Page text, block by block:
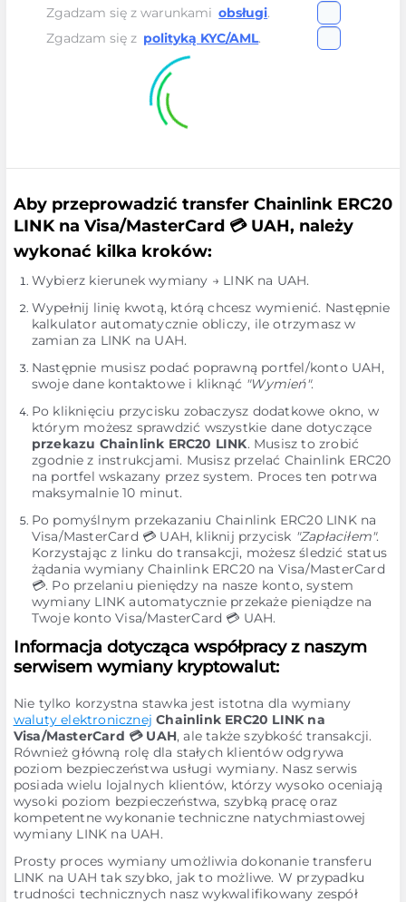
Zgadzam się z warunkami obsługi.
Zgadzam się z polityką KYC/AML.
Aby przeprowadzić transfer Chainlink ERC20
LINK na Visa/MasterCard 💳 UAH, należy
wykonać kilka kroków:
Wybierz kierunek wymiany → LINK na UAH.
Wypełnij linię kwotą, którą chcesz wymienić. Następnie
kalkulator automatycznie obliczy, ile otrzymasz w
zamian za LINK na UAH.
Następnie musisz podać poprawną portfel/konto UAH,
swoje dane kontaktowe i kliknąć "Wymień".
Po kliknięciu przycisku zobaczysz dodatkowe okno, w
którym możesz sprawdzić wszystkie dane dotyczące
przekazu Chainlink ERC20 LINK. Musisz to zrobić
zgodnie z instrukcjami. Musisz przelać Chainlink ERC20
na portfel wskazany przez system. Proces ten potrwa
maksymalnie 10 minut.
Po pomyślnym przekazaniu Chainlink ERC20 LINK na
Visa/MasterCard 💳 UAH, kliknij przycisk "Zapłaciłem".
Korzystając z linku do transakcji, możesz śledzić status
żądania wymiany Chainlink ERC20 na Visa/MasterCard
💳. Po przelaniu pieniędzy na nasze konto, system
wymiany LINK automatycznie przekaże pieniądze na
Twoje konto Visa/MasterCard 💳 UAH.
Informacja dotycząca współpracy z naszym
serwisem wymiany kryptowalut:
Nie tylko korzystna stawka jest istotna dla wymiany
waluty elektronicznej Chainlink ERC20 LINK na
Visa/MasterCard 💳 UAH, ale także szybkość transakcji.
Również główną rolę dla stałych klientów odgrywa
poziom bezpieczeństwa usługi wymiany. Nasz serwis
posiada wielu lojalnych klientów, którzy wysoko oceniają
wysoki poziom bezpieczeństwa, szybką pracę oraz
kompetentne wykonanie techniczne natychmiastowej
wymiany LINK na UAH.
Prosty proces wymiany umożliwia dokonanie transferu
LINK na UAH tak szybko, jak to możliwe. W przypadku
trudności technicznych nasz wykwalifikowany zespół